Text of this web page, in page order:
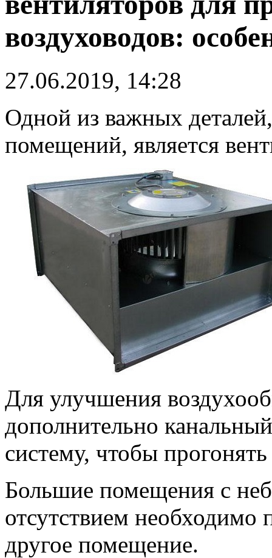
воздуховодов:
27.06.2019, 14:28
Одной из важных
помещений, является
Для улучшения
дополнительно
систему, чтобы
Большие помещения с
отсутствием необходимо
другое помещение.